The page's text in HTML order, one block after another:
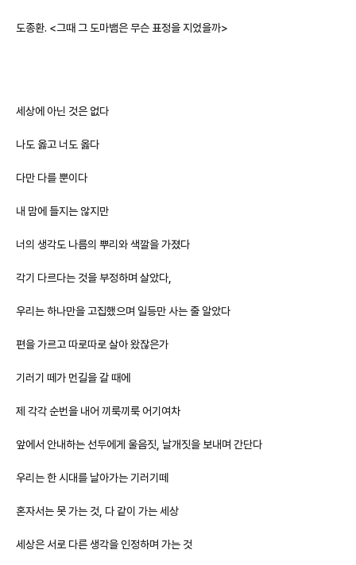
도종환. <그때 그 도마뱀은 무슨 표정을 지었을까>
세상에 아닌 것은 없다
나도 옳고 너도 옳다
다만 다를 뿐이다
내 맘에 들지는 않지만
너의 생각도 나름의 뿌리와 색깔을 가졌다
각기 다르다는 것을 부정하며 살았다,
우리는 하나만을 고집했으며 일등만 사는 줄 알았다
편을 가르고 따로따로 살아 왔잖은가
기러기 떼가 먼길을 갈 때에
제 각각 순번을 내어 끼룩끼룩 어기여차
앞에서 안내하는 선두에게 울음짓, 날개짓을 보내며 간단다
우리는 한 시대를 날아가는 기러기떼
혼자서는 못 가는 것, 다 같이 가는 세상
세상은 서로 다른 생각을 인정하며 가는 것